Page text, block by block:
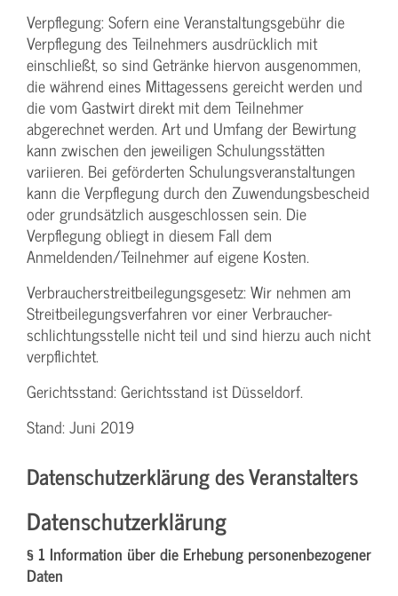
Verpflegung: Sofern eine Veranstaltungs­gebühr die
Verpflegung des Teilnehmers ausdrücklich mit
einschließt, so sind Getränke hiervon ausgenommen,
die während eines Mittagessens gereicht werden und
die vom Gastwirt direkt mit dem Teilnehmer
abgerechnet werden. Art und Umfang der Bewirtung
kann zwischen den jeweiligen Schulungsstätten
variieren. Bei geförderten Schulungs­veranstaltungen
kann die Verpflegung durch den Zuwendungs­bescheid
oder grundsätzlich ausgeschlossen sein. Die
Verpflegung obliegt in diesem Fall dem
Anmeldenden/­Teilnehmer auf eigene Kosten.
Verbraucher­streitbeilegungs­gesetz: Wir nehmen am
Streit­beilegungs­verfahren vor einer Verbraucher­
schlichtungs­stelle nicht teil und sind hierzu auch nicht
verpflichtet.
Gerichtsstand: Gerichtsstand ist Düsseldorf.
Stand: Juni 2019
Datenschutzerklärung des Veranstalters
Datenschutzerklärung
§ 1 Information über die Erhebung personenbezogener
Daten